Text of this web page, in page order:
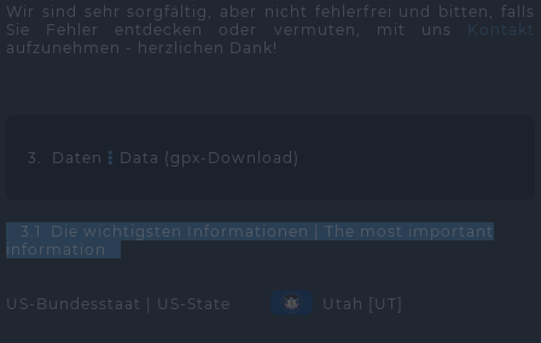
Wir sind sehr sorgfältig, aber nicht fehlerfrei und bitten, falls
Sie Fehler entdecken oder vermuten, mit uns
Kontakt
aufzunehmen - herzlichen Dank!
3. Daten Data (gpx-Download)
3.1 Die wichtigsten Informationen | The most important
information
US-Bundesstaat | US-State Utah [UT]